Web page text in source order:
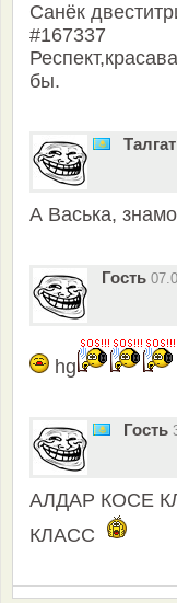
Санёк
#167337
бы.
А Васька,
Гость
hg
Гость
АЛДАР КОСЕ
КЛАСС